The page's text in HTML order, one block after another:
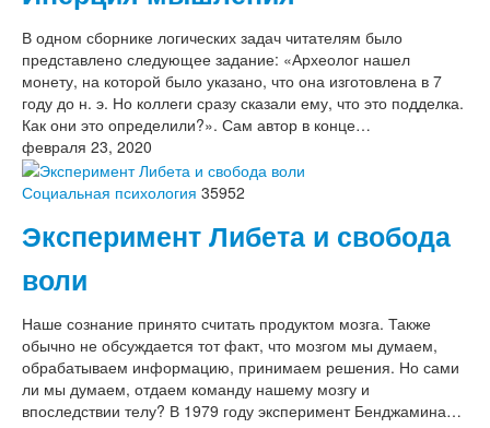
В одном сборнике логических задач читателям было
представлено следующее задание: «Археолог нашел
монету, на которой было указано, что она изготовлена в 7
году до н. э. Но коллеги сразу сказали ему, что это подделка.
Как они это определили?». Сам автор в конце…
февраля 23, 2020
Социальная психология 35952
Эксперимент Либета и свобода
воли
Наше сознание принято считать продуктом мозга. Также
обычно не обсуждается тот факт, что мозгом мы думаем,
обрабатываем информацию, принимаем решения. Но сами
ли мы думаем, отдаем команду нашему мозгу и
впоследствии телу? В 1979 году эксперимент Бенджамина…